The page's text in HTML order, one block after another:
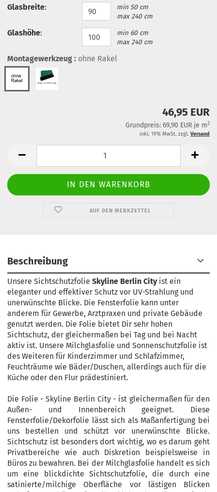
Glasbreite:
min 50 cm
max 240 cm
Glashöhe:
min 60 cm
max 240 cm
Montagewerkzeug : ohne Rakel
46,95 EUR
Grundpreis: 69,90 EUR je m2
inkl. 19% MwSt. zzgl. Versand
AUF DEN MERKZETTEL
Beschreibung
Unsere Sichtschutzfolie Skyline Berlin Cityist ein
eleganter und effektiver Schutz vor UV-Strahlung und
unerwünschte Blicke. Die Fensterfolie kann unter
anderem für Gewerbe, Arztpraxen und private Gebäude
genutzt werden. Die Folie bietet Dir sehr hohen
Sichtschutz, der gleichermaßen bei Tag und bei Nacht
aktiv ist. Unsere Milchglasfolie und Sonnenschutzfolie ist
des Weiteren für Kinderzimmer und Schlafzimmer,
Feuchträume wie Bäder/Duschen, allerdings auch für die
Küche oder den Flur prädestiniert.
Die Folie - Skyline Berlin City - ist gleichermaßen für den
Außen- und Innenbereich geeignet. Diese
Fensterfolie/Dekorfolie lässt sich als Maßanfertigung bei
uns bestellen und schützt vor unerwünschte Blicke.
Sichtschutz ist besonders dort wichtig, wo es darum geht
Privatbereiche wie auch Diskretion beispielsweise in
Büros zu bewahren. Bei der Milchglasfolie handelt es sich
um eine blickdichte Sichtschutzfolie, die durch eine
satinierte/milchige Oberfläche vor lästigen Blicken